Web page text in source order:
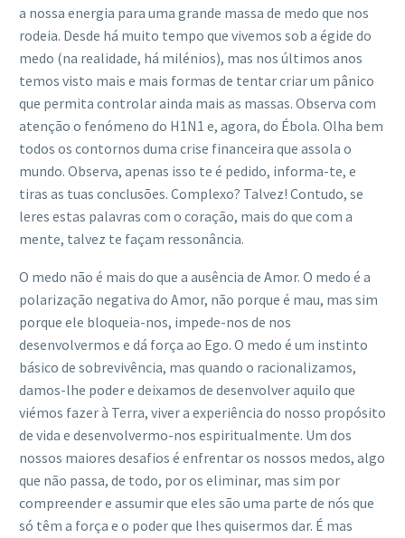
a nossa energia para uma grande massa de medo que nos
rodeia. Desde há muito tempo que vivemos sob a égide do
medo (na realidade, há milénios), mas nos últimos anos
temos visto mais e mais formas de tentar criar um pânico
que permita controlar ainda mais as massas. Observa com
atenção o fenómeno do H1N1 e, agora, do Ébola. Olha bem
todos os contornos duma crise financeira que assola o
mundo. Observa, apenas isso te é pedido, informa-te, e
tiras as tuas conclusões. Complexo? Talvez! Contudo, se
leres estas palavras com o coração, mais do que com a
mente, talvez te façam ressonância.
O medo não é mais do que a ausência de Amor. O medo é a
polarização negativa do Amor, não porque é mau, mas sim
porque ele bloqueia-nos, impede-nos de nos
desenvolvermos e dá força ao Ego. O medo é um instinto
básico de sobrevivência, mas quando o racionalizamos,
damos-lhe poder e deixamos de desenvolver aquilo que
viémos fazer à Terra, viver a experiência do nosso propósito
de vida e desenvolvermo-nos espiritualmente. Um dos
nossos maiores desafios é enfrentar os nossos medos, algo
que não passa, de todo, por os eliminar, mas sim por
compreender e assumir que eles são uma parte de nós que
só têm a força e o poder que lhes quisermos dar. É mas